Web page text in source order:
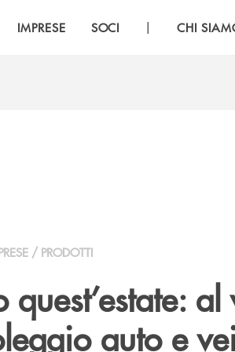
IMPRESE SOCI | CHI
/ PRODOTTI
quest’estate:
auto e